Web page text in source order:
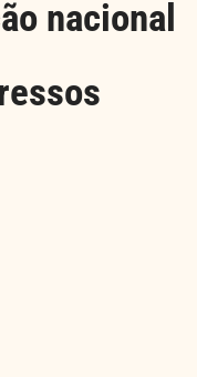
nacional